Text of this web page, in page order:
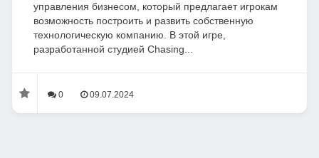
управления бизнесом, который предлагает игрокам
возможность построить и развить собственную
технологическую компанию. В этой игре,
разработанной студией Chasing...
0 09.07.2024